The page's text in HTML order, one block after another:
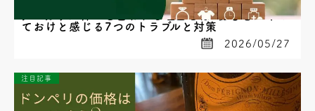
メルカリが怖いと言われる理由とは?初心者がやめ
ておけと感じる7つのトラブルと対策
2026/05/27
注目記事